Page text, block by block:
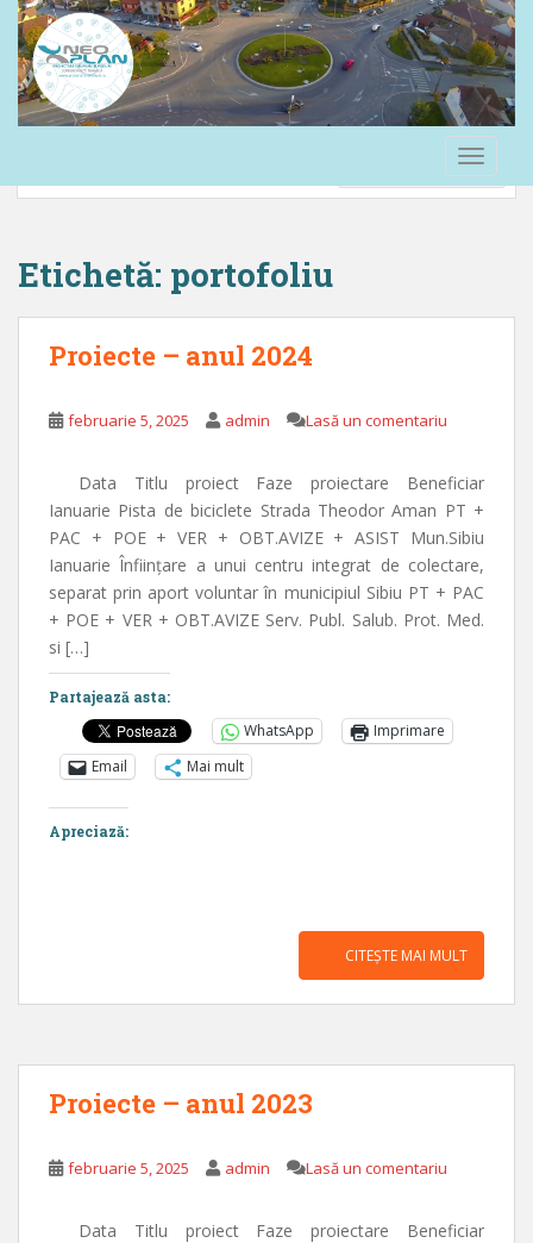
Etichetă: portofoliu
Proiecte – anul 2024
februarie 5, 2025 admin Lasă un comentariu
Data Titlu proiect Faze proiectare Beneficiar
Ianuarie Pista de biciclete Strada Theodor Aman PT +
PAC + POE + VER + OBT.AVIZE + ASIST Mun.Sibiu
Ianuarie Înființare a unui centru integrat de colectare,
separat prin aport voluntar în municipiul Sibiu PT + PAC
+ POE + VER + OBT.AVIZE Serv. Publ. Salub. Prot. Med.
si […]
Partajează asta:
WhatsApp
Imprimare
Email
Mai mult
Apreciază:
CITEȘTE MAI MULT
Proiecte – anul 2023
februarie 5, 2025 admin Lasă un comentariu
Data Titlu proiect Faze proiectare Beneficiar
Confidențialitate și cookie-uri: acest site folosește cookie-uri. Dacă
continui să folosești acest site web, ești de acord cu utilizarea lor.
Pentru a afla mai multe, inclusiv cum să controlezi cookie-urile, uită-te
aici:Politică cookie-uri